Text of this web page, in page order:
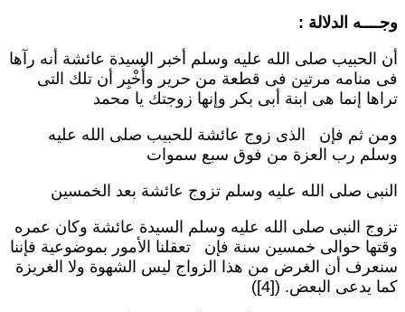
الدلالة :
الحبيب صلى الله عليه وسلم أخبر السيدة عائشة أنه رآها
منامه مرتين فى قطعة من حرير وأُخْبِر أن تلك التى
إنما هى ابنة أبى بكر وإنها زوجتك يا محمد
ثم فإن الذى زوج عائشة للحبيب صلى الله عليه
رب العزة من فوق سبع سموات
صلى الله عليه وسلم تزوج عائشة بعد الخمسين
النبى صلى الله عليه وسلم السيدة عائشة وكان عمره
حوالى خمسين سنة فإن تعقلنا الأمور بموضوعية فإننا
أن الغرض من هذا الزواج ليس الشهوة ولا الغريزة
يدعى البعض. ([4])